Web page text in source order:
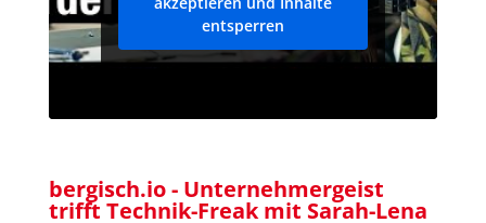
entsperren
bergisch.io - Unternehmergeist
trifft Technik-Freak mit Sarah-Lena